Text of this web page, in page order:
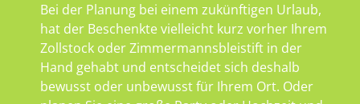
Bei der Planung bei einem zukünftigen Urlaub,
hat der Beschenkte vielleicht kurz vorher Ihrem
Zollstock oder Zimmermannsbleistift in der
Hand gehabt und entscheidet sich deshalb
bewusst oder unbewusst für Ihrem Ort. Oder